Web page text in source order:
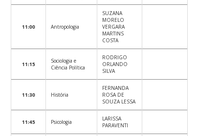
11:00 Antropologia
SUZANA
MORELO
VERGARA
MARTINS
COSTA
11:15
Sociologia e
Ciência Política
RODRIGO
ORLANDO
SILVA
11:30 História
FERNANDA
ROSA DE
SOUZA LESSA
11:45 Psicologia
LARISSA
PARAVENTI